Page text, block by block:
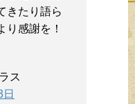
きたり語ら
り感謝を！
ス